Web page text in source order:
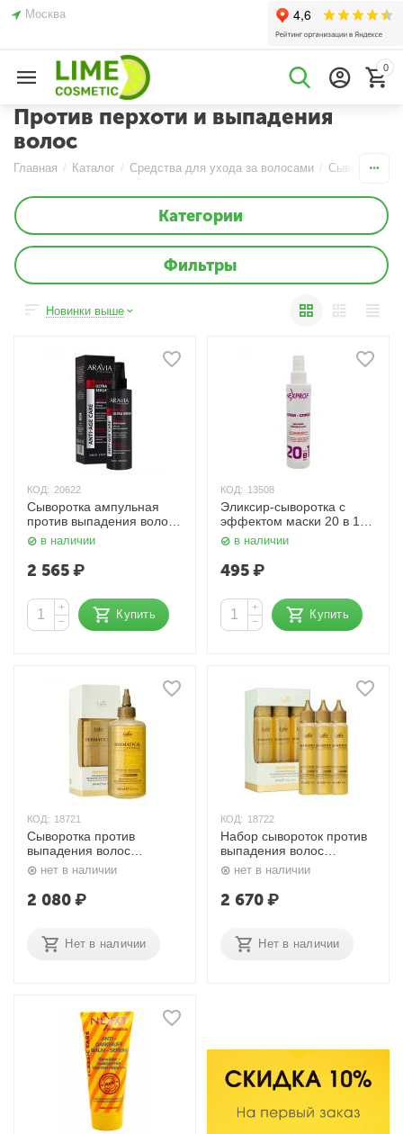
Москва
0
Против перхоти и выпадения
волос
Главная / Каталог / Средства для ухода за волосами / Сыворотки
Категории
Фильтры
Новинки выше
КОД: 20622
Сыворотка ампульная
против выпадения волос
150 мл Aravia
в наличии
2 565₽
+
−
Купить
КОД: 13508
Эликсир-сыворотка с
эффектом маски 20 в 1,
200 мл. Nexxt
в наличии
495₽
+
−
Купить
КОД: 18721
Сыворотка против
выпадения волос
Dermatical Active
Ampoule, 250 мл. Lador
нет в наличии
2 080₽
Нет в наличии
КОД: 18722
Набор сывороток против
выпадения волос
Dermatical Active
Ampoule, 30 мл.*6 шт.
Lador
нет в наличии
2 670₽
Нет в наличии